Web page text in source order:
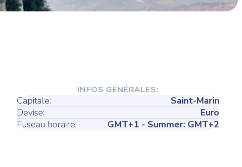
INFOS GÉNÉRALES:
Capitale:
Saint-Marin
Devise:
Euro
Fuseau horaire:
GMT+1 - Summer: GMT+2